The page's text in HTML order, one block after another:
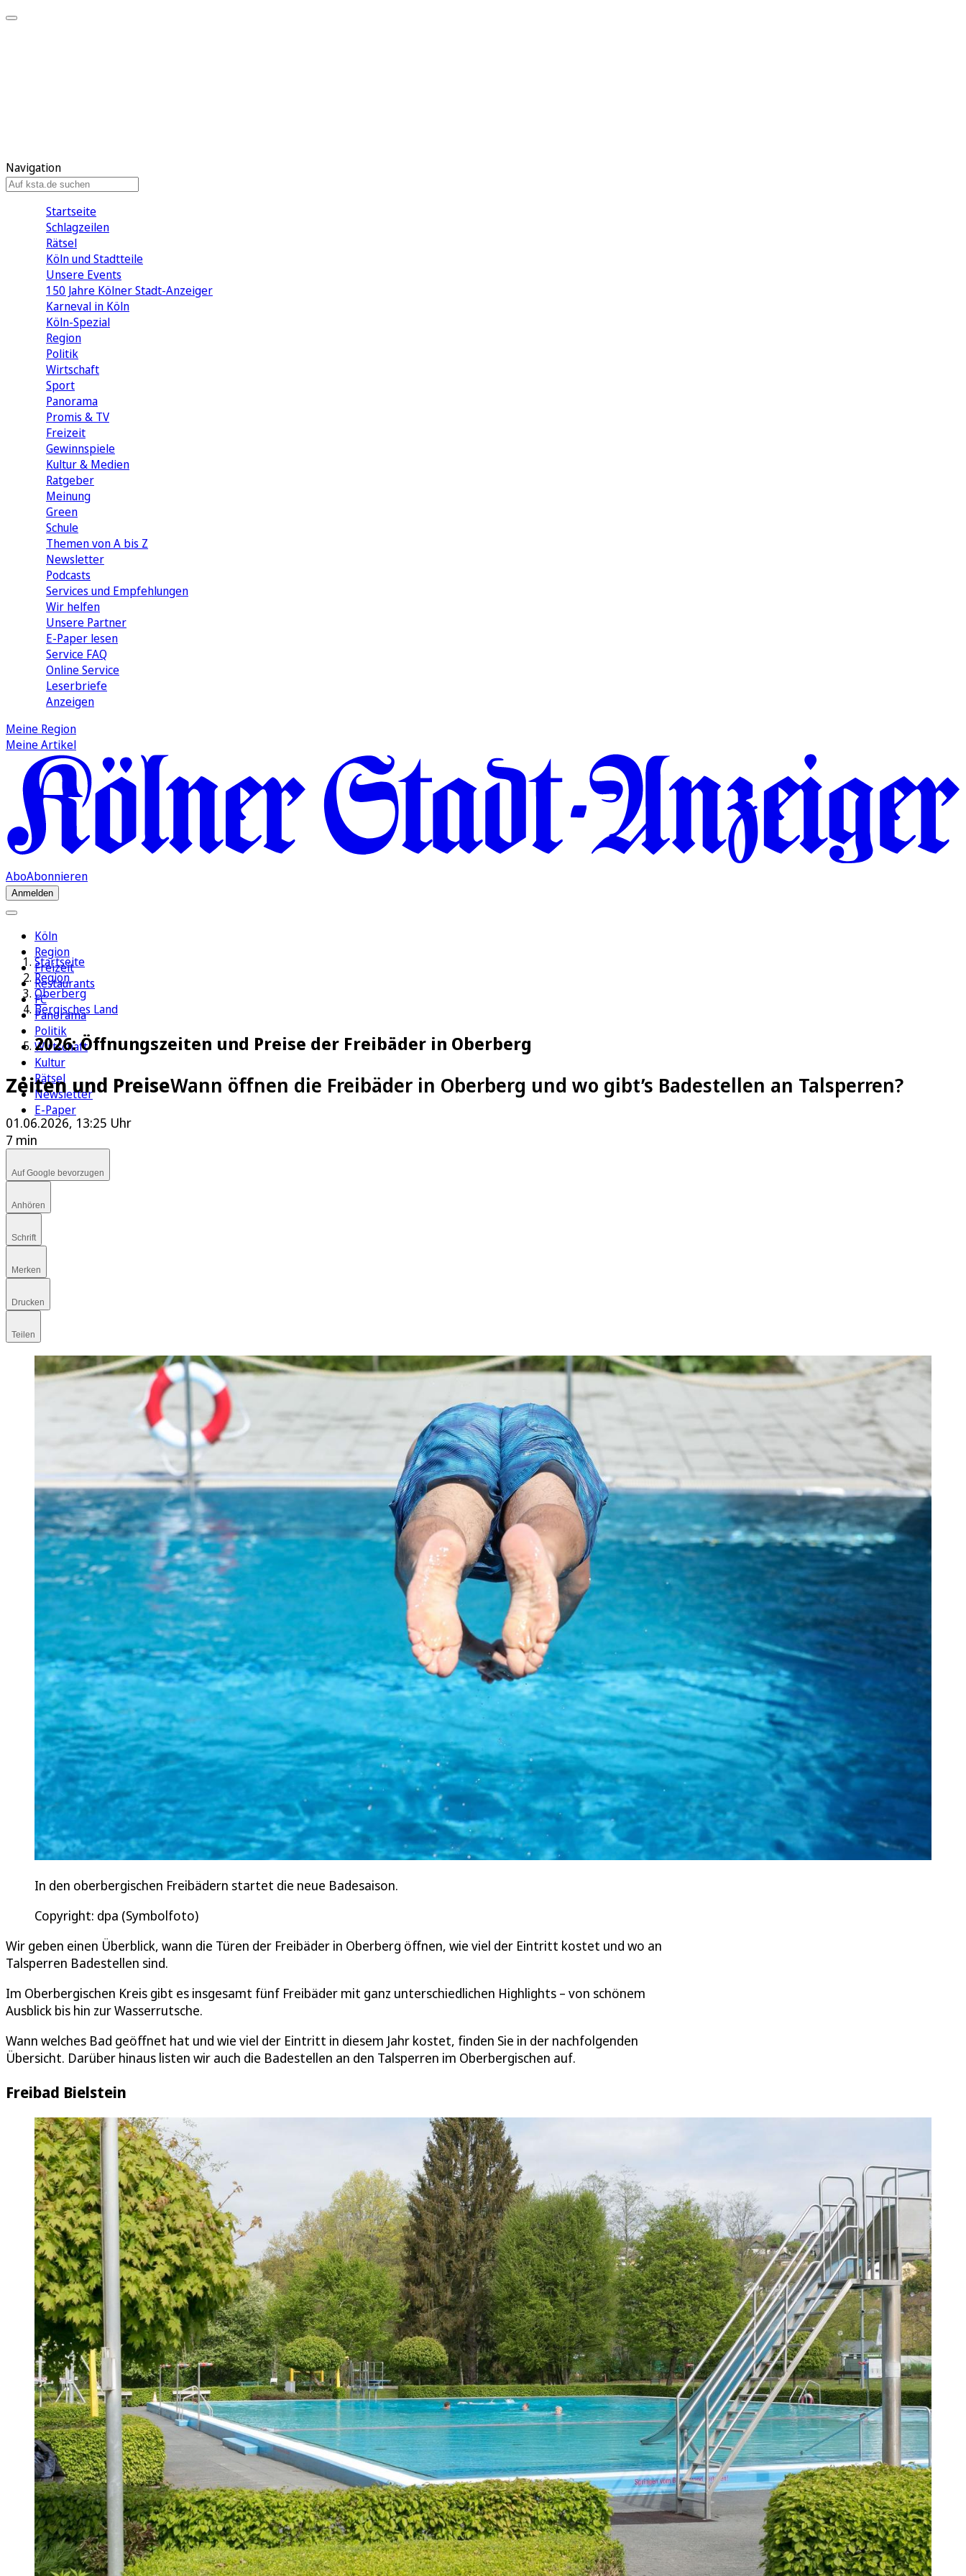
Navigation
Startseite
Schlagzeilen
Rätsel
Köln und Stadtteile
Unsere Events
150 Jahre Kölner Stadt-Anzeiger
Karneval in Köln
Köln-Spezial
Region
Politik
Wirtschaft
Sport
Panorama
Promis & TV
Freizeit
Gewinnspiele
Kultur & Medien
Ratgeber
Meinung
Green
Schule
Themen von A bis Z
Newsletter
Podcasts
Services und Empfehlungen
Wir helfen
Unsere Partner
E-Paper lesen
Service FAQ
Online Service
Leserbriefe
Anzeigen
Meine Region
Meine Artikel
AboAbonnieren
Anmelden
Köln
Region
Freizeit
Restaurants
FC
Panorama
Politik
Wirtschaft
Kultur
Rätsel
Newsletter
E-Paper
Startseite
Region
Oberberg
Bergisches Land
2026: Öffnungszeiten und Preise der Freibäder in Oberberg
Zeiten und PreiseWann öffnen die Freibäder in Oberberg und wo gibt’s Badestellen an Talsperren?
01.06.2026, 13:25 Uhr
7 min
Auf Google bevorzugen
Anhören
Schrift
Merken
Drucken
Teilen
In den oberbergischen Freibädern startet die neue Badesaison.
Copyright: dpa (Symbolfoto)
Wir geben einen Überblick, wann die Türen der Freibäder in Oberberg öffnen, wie viel der Eintritt kostet und wo an
Talsperren Badestellen sind.
Im Oberbergischen Kreis gibt es insgesamt fünf Freibäder mit ganz unterschiedlichen Highlights – von schönem
Ausblick bis hin zur Wasserrutsche.
Wann welches Bad geöffnet hat und wie viel der Eintritt in diesem Jahr kostet, finden Sie in der nachfolgenden
Übersicht. Darüber hinaus listen wir auch die Badestellen an den Talsperren im Oberbergischen auf.
Freibad Bielstein